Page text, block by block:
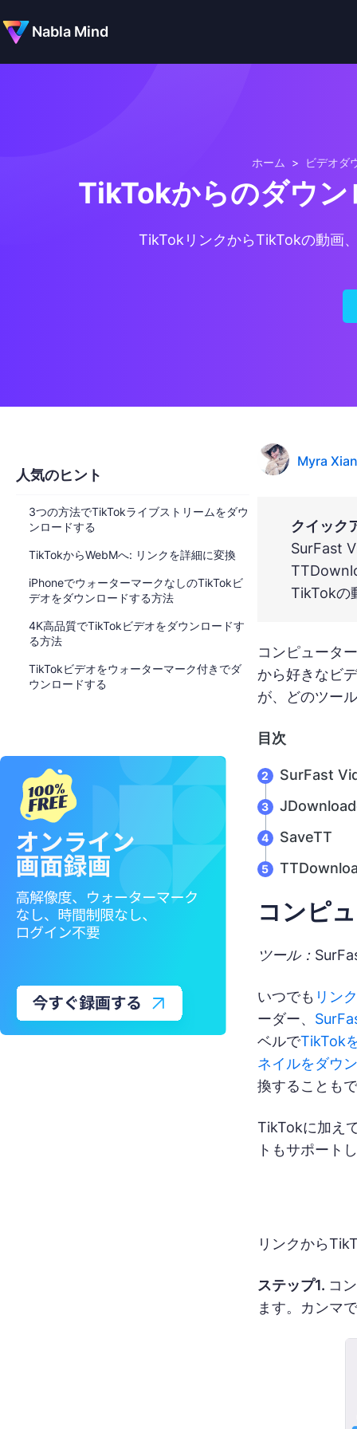
Nabla Mind
ホーム > ビデオダ
TikTokからのダウ
TikTokリンクからTikTokの動画
人気のヒント
3つの方法でTikTokライブストリームをダウ
ンロードする
TikTokからWebMへ: リンクを詳細に変換
iPhoneでウォーターマークなしのTikTokビ
デオをダウンロードする方法
4K高品質でTikTokビデオをダウンロードす
る方法
TikTokビデオをウォーターマーク付きでダ
ウンロードする
Myra Xian
クイック
SurFast
TikTokの
コンピュータ
から好きなビ
が、どのツー
目次
SurFast
SaveTT
コンピ
ツール：
いつでも リン
ーダー、
ベルでTikTok
ネイルをダウ
換することも
TikTokに加え
トもサポート
リンクから
ステップ1. コ
ます。カンマ